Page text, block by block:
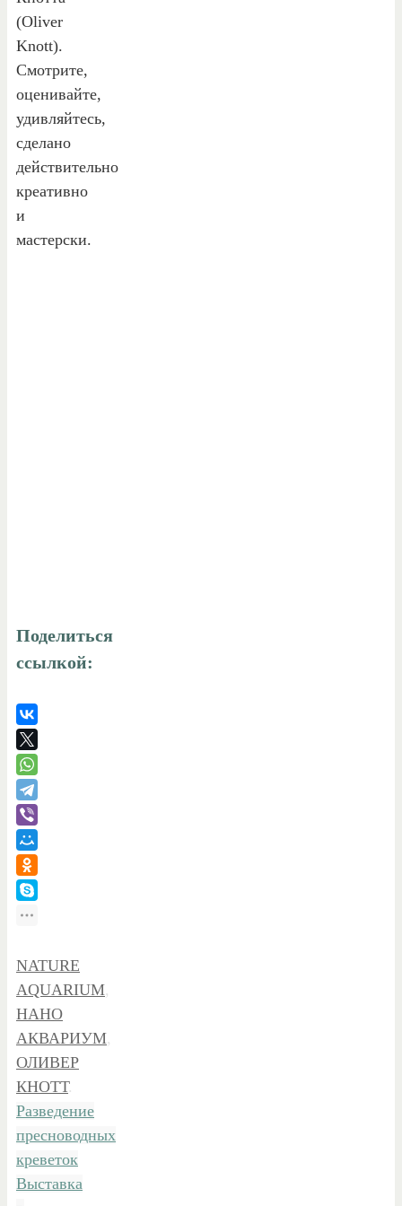
(Oliver
Knott).
Смотрите,
оценивайте,
удивляйтесь,
сделано
действительно
креативно
и
мастерски.
Поделиться
ссылкой:
NATURE
AQUARIUM,
НАНО
АКВАРИУМ,
ОЛИВЕР
КНОТТ.
Разведение
пресноводных
креветок
Выставка